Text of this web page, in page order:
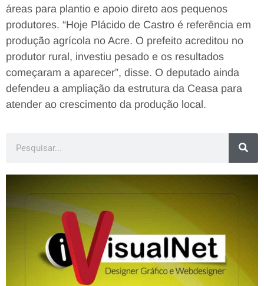
áreas para plantio e apoio direto aos pequenos
produtores. “Hoje Plácido de Castro é referência em
produção agrícola no Acre. O prefeito acreditou no
produtor rural, investiu pesado e os resultados
começaram a aparecer”, disse. O deputado ainda
defendeu a ampliação da estrutura da Ceasa para
atender ao crescimento da produção local.